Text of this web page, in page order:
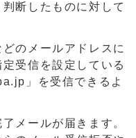
断したものに対して
のメールアドレスに
受信を設定している
」を受信できるよ
メールが届きます。